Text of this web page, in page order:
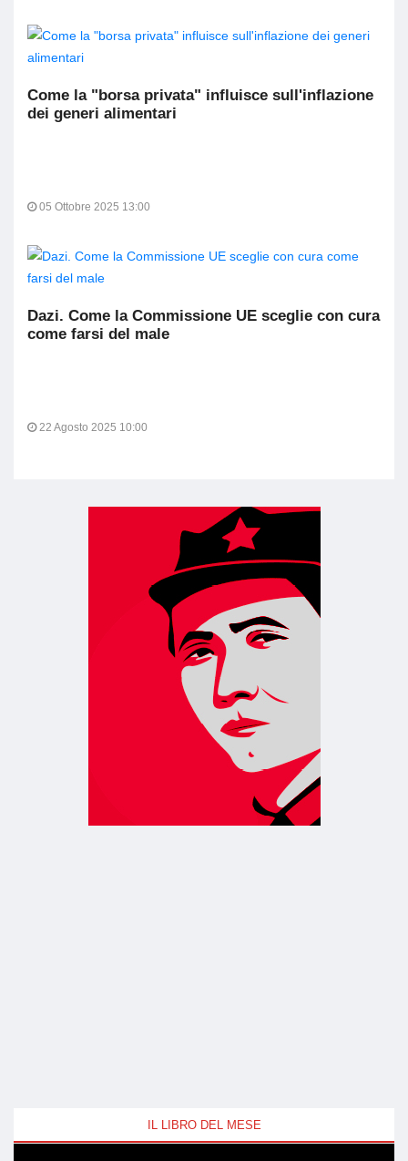
Come la "borsa privata" influisce sull'inflazione
dei generi alimentari
05 Ottobre 2025 13:00
Dazi. Come la Commissione UE sceglie con cura
come farsi del male
22 Agosto 2025 10:00
IL LIBRO DEL MESE